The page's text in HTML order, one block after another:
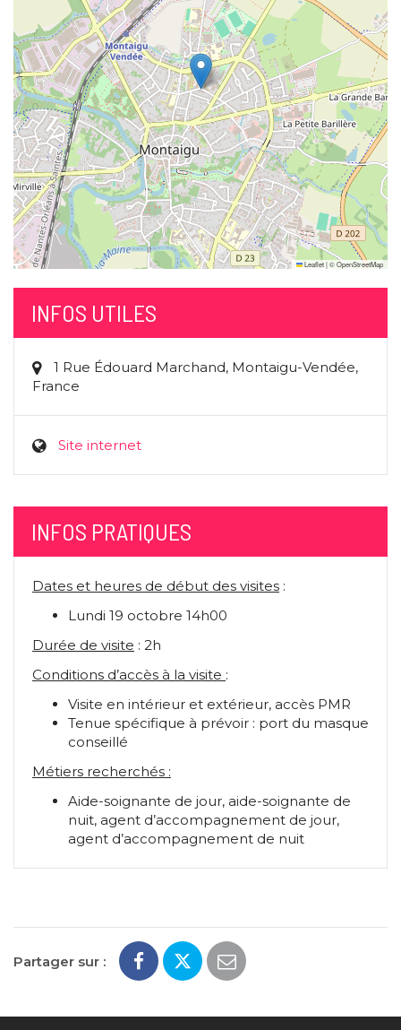
Leaflet|©OpenStreetMap
INFOS UTILES
1 Rue Édouard Marchand, Montaigu-Vendée,
France
Site internet
INFOS PRATIQUES
Dates et heures de début des visites :
Lundi 19 octobre 14h00
Durée de visite : 2h
Conditions d’accès à la visite :
Visite en intérieur et extérieur, accès PMR
Tenue spécifique à prévoir : port du masque
conseillé
Métiers recherchés :
Aide-soignante de jour, aide-soignante de
nuit, agent d’accompagnement de jour,
agent d’accompagnement de nuit
Partager sur :